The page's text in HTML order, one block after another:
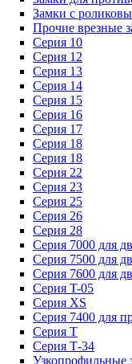
Замки с
Прочие врезные
Серия 10
Серия 12
Серия 13
Серия 14
Серия 15
Серия 16
Серия 17
Серия 18
Серия 18
Серия 22
Серия 23
Серия 25
Серия 26
Серия 28
Серия 7000 для
Серия 7500 для
Серия 7600 для
Серия T-05
Серия XS
Серия 7400 для
Серия Т
Серия Т-34
Узкопрофильные